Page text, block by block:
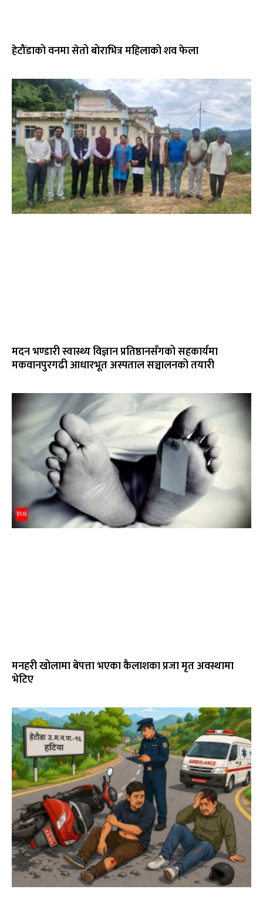
हेटौंडाको वनमा सेतो बोराभित्र महिलाको शव फेला
मदन भण्डारी स्वास्थ्य विज्ञान प्रतिष्ठानसँगको सहकार्यमा
मकवानपुरगढी आधारभूत अस्पताल सञ्चालनको तयारी
मनहरी खोलामा बेपत्ता भएका कैलाशका प्रजा मृत अवस्थामा
भेटिए